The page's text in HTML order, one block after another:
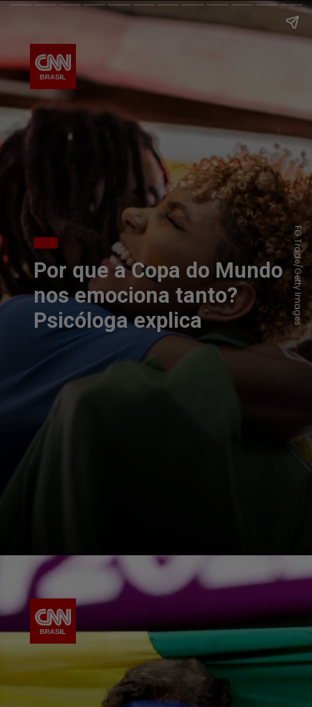
Por que a Copa do Mundo
nos emociona tanto?
Psicóloga explica
FG Trade/Getty Images